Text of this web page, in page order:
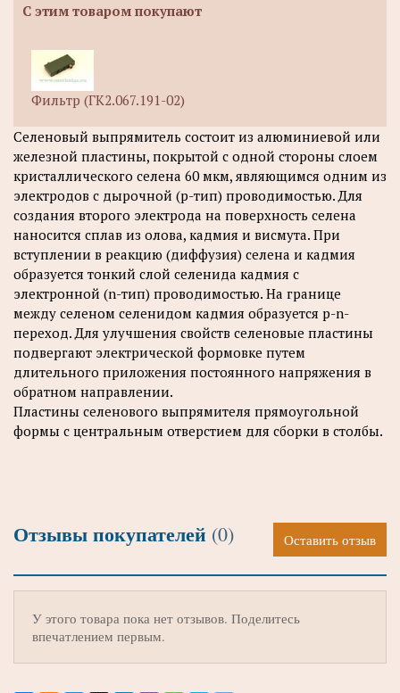
С этим товаром покупают
Фильтр (ГК2.067.191-02)
Селеновый выпрямитель состоит из алюминиевой или
железной пластины, покрытой с одной стороны слоем
кристаллического селена 60 мкм, являющимся одним из
электродов с дырочной (p-тип) проводимостью. Для
создания второго электрода на поверхность селена
наносится сплав из олова, кадмия и висмута. При
вступлении в реакцию (диффузия) селена и кадмия
образуется тонкий слой селенида кадмия с
электронной (n-тип) проводимостью. На границе
между селеном селенидом кадмия образуется p-n-
переход. Для улучшения свойств селеновые пластины
подвергают электрической формовке путем
длительного приложения постоянного напряжения в
обратном направлении.
Пластины селенового выпрямителя прямоугольной
формы с центральным отверстием для сборки в столбы.
Отзывы покупателей (0) Оставить отзыв
У этого товара пока нет отзывов. Поделитесь
впечатлением первым.